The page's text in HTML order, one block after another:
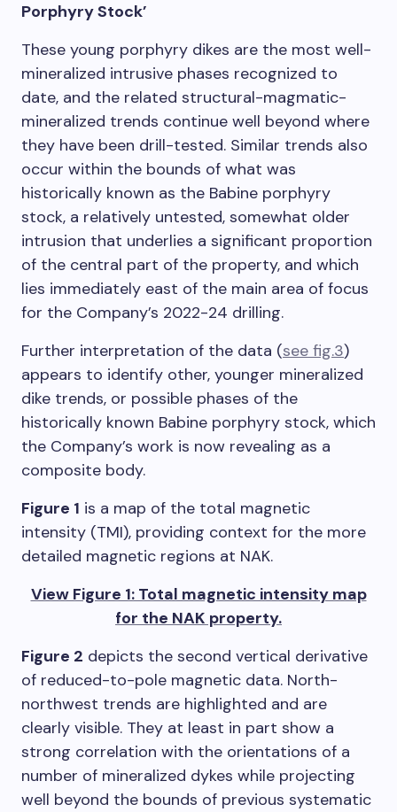
Porphyry Stock’
These young porphyry dikes are the most well-
mineralized intrusive phases recognized to
date, and the related structural-magmatic-
mineralized trends continue well beyond where
they have been drill-tested. Similar trends also
occur within the bounds of what was
historically known as the Babine porphyry
stock, a relatively untested, somewhat older
intrusion that underlies a significant proportion
of the central part of the property, and which
lies immediately east of the main area of focus
for the Company’s 2022-24 drilling.
Further interpretation of the data (see fig.3)
appears to identify other, younger mineralized
dike trends, or possible phases of the
historically known Babine porphyry stock, which
the Company’s work is now revealing as a
composite body.
Figure 1 is a map of the total magnetic
intensity (TMI), providing context for the more
detailed magnetic regions at NAK.
View Figure 1: Total magnetic intensity map
for the NAK property.
Figure 2 depicts the second vertical derivative
of reduced-to-pole magnetic data. North-
northwest trends are highlighted and are
clearly visible. They at least in part show a
strong correlation with the orientations of a
number of mineralized dykes while projecting
well beyond the bounds of previous systematic